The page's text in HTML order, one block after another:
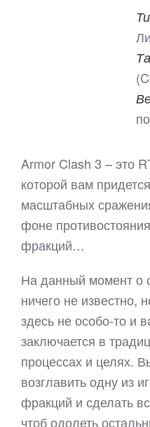
Armor Clash 3 – это
которой вам
масштабных
фоне
фракций…
На данный момент о
ничего не известно,
здесь не особо-то и
заключается в
процессах и целях.
возглавить одну из
фракций и сделать
чтоб одолеть